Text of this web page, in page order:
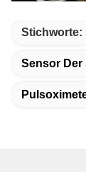
Stichworte:
Sensor Der